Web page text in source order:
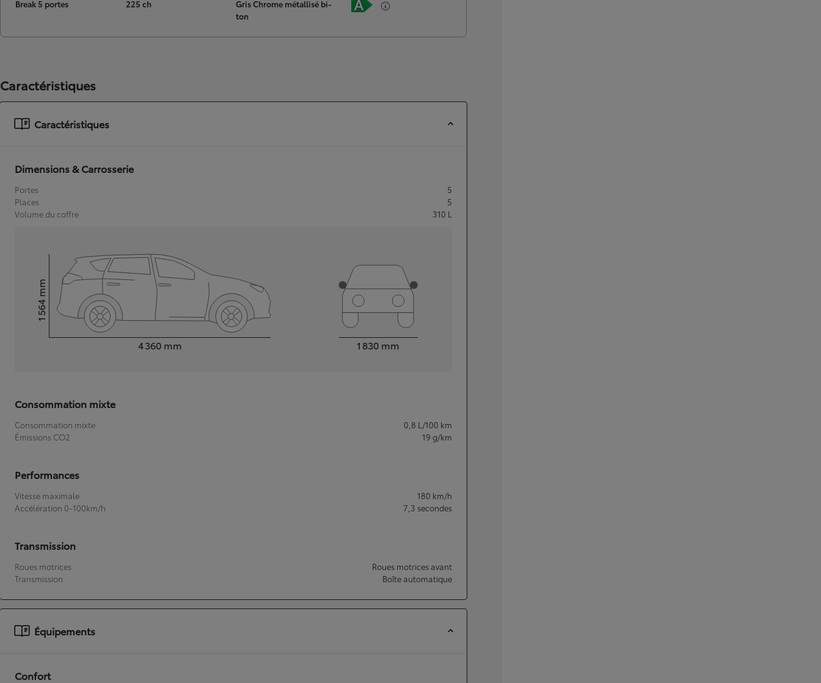
À partir de 19 700 €
Nouvelle Yaris Cross
Disponible prochainement
Break 5 portes
225 ch
Gris Chrome métallisé bi-
ton
Caractéristiques
Caractéristiques
Dimensions & Carrosserie
Portes
5
Places
5
Volume du coffre
310 L
4 360 mm
Hauteur1 564
mm
1 830 mm
Consommation mixte
Consommation mixte 0,8 L/100 km
Émissions CO2
19 g/km
Performances
Vitesse maximale 180 km/h
Accélération 0-100km/h
7,3 secondes
Transmission
Roues motrices
Roues motrices avant
Transmission
Boîte automatique
Équipements
Confort